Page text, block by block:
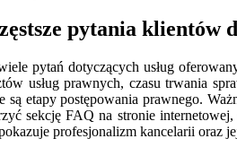
pytania klientów
pytań dotyczących usług
usług prawnych, czasu trwania
są etapy postępowania prawnego.
sekcję FAQ na stronie
profesjonalizm kancelarii oraz